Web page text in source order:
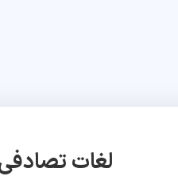
لغات